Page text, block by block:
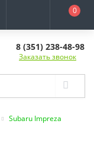
0
8 (351) 238-48-98
Заказать звонок
Subaru Impreza